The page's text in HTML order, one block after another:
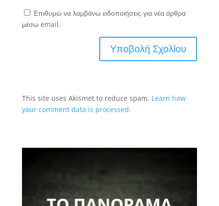
Επιθυμώ να λαμβάνω ειδοποιήσεις για νέα άρθρα
μέσω email.
This site uses Akismet to reduce spam. Learn how
your comment data is processed.